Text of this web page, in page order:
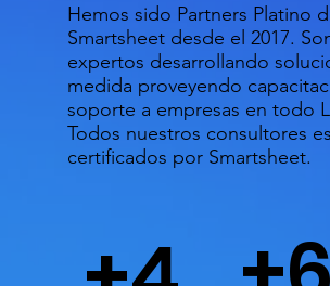
Hemos sido Partners Platino
Smartsheet desde el 2017.
expertos desarrollando
medida proveyendo
soporte a empresas en todo
Todos nuestros consultores
certificados por Smartsheet.